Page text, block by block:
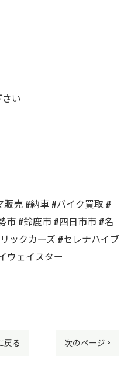
い
売 #納車 #バイク買取 #
市 #鈴鹿市 #四日市市 #名
ックカーズ #セレナハイブ
ウェイスター
戻る 次のページ >